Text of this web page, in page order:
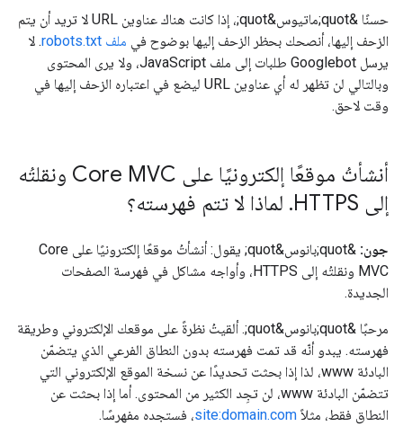
حسنًا &quot;ماتيوس&quot;، إذا كانت هناك عناوين URL لا تريد أن يتم
الزحف إليها، أنصحك بحظر الزحف إليها بوضوح في ملف robots.txt
. لا
يرسل Googlebot طلبات إلى ملف JavaScript، ولا يرى المحتوى
وبالتالي لن تظهر له أي عناوين URL ليضع في اعتباره الزحف إليها في
وقت لاحق.
أنشأتُ موقعًا إلكترونيًا على Core MVC ونقلتُه
إلى HTTPS
. لماذا لا تتم فهرسته؟
جون:
&quot;بانوس&quot; يقول: أنشأتُ موقعًا إلكترونيًا على Core
MVC ونقلتُه إلى HTTPS، وأواجه مشاكل في فهرسة الصفحات
الجديدة.
مرحبًا &quot;بانوس&quot;. ألقيتُ نظرةً على موقعك الإلكتروني وطريقة
فهرسته. يبدو أنّه قد تمت فهرسته بدون النطاق الفرعي الذي يتضمّن
البادئة www، لذا إذا بحثت تحديدًا عن نسخة الموقع الإلكتروني التي
تتضمّن البادئة www، لن تجِد الكثير من المحتوى. أما إذا بحثت عن
النطاق فقط، مثلاً site:domain.com، فستجده مفهرسًا.